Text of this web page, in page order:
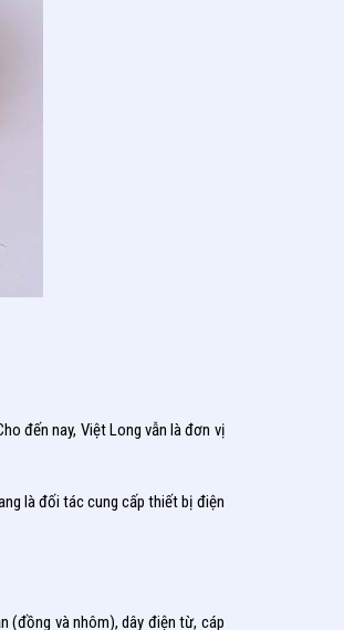
đến nay, Việt Long vẫn là đơn vị
là đối tác cung cấp thiết bị điện
(đồng và nhôm), dây điện từ, cáp